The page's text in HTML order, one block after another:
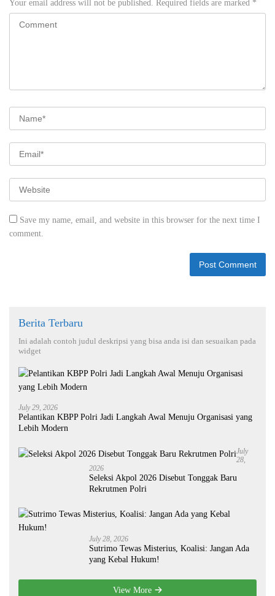
Your email address will not be published. Required fields are marked *
Save my name, email, and website in this browser for the next time I
comment.
Berita Terbaru
Ini adalah contoh judul deskripsi yang bisa anda isi dan sesuaikan pada
widget
July 29, 2026
Pelantikan KBPP Polri Jadi Langkah Awal Menuju Organisasi yang
Lebih Modern
July
28,
2026
Seleksi Akpol 2026 Disebut Tonggak Baru
Rekrutmen Polri
July 28, 2026
Sutrimo Tewas Misterius, Koalisi: Jangan Ada
yang Kebal Hukum!
View More